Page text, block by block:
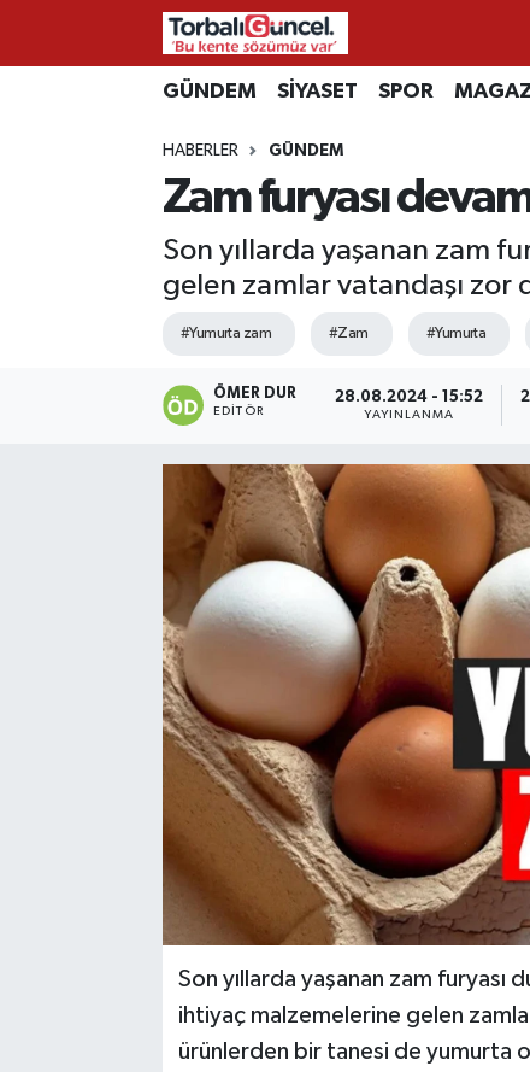
GÜNDEM SİYASET SPOR
HABERLER GÜNDEM
Zam furyası
Son yıllarda yaşanan zam
gelen zamlar vatandaşı zor
#Yumurta zam #Zam #Yumurta
ÖMER DUR
EDITÖR
28.08.2024 - 15:52
YAYINLANMA
Son yıllarda yaşanan zam furyası
ihtiyaç malzemelerine gelen
ürünlerden bir tanesi de yumurta
İzmir Nöbetçi Eczaneler
İzmir Hava Durumu
İzmir Namaz Vakitleri
İzmir Trafik Yoğunluk Haritası
Süper Lig Puan Durumu ve Fikstür
Tüm Manşetler
Son Dakika Haberleri